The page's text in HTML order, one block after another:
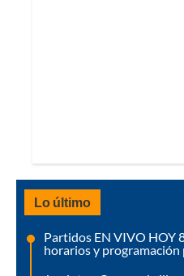
Lo último
Partidos EN VIVO HOY
horarios y programación